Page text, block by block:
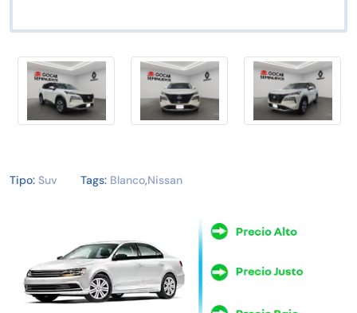
Tipo: Suv Tags: Blanco,Nissan